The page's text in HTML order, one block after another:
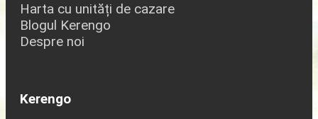
Harta cu unități de cazare
Blogul Kerengo
Despre noi
Kerengo